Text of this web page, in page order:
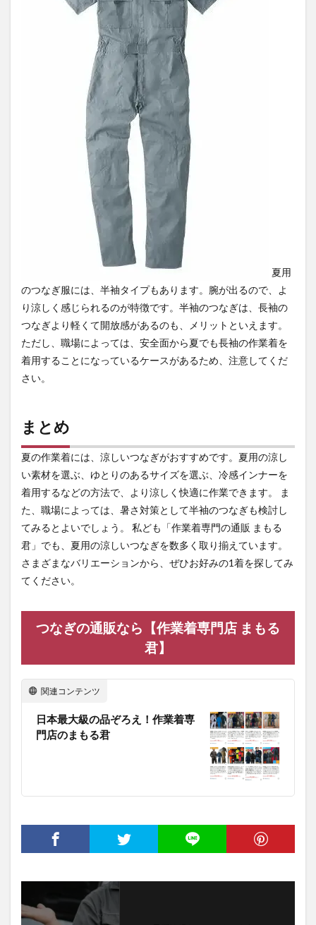
夏用
のつなぎ服には、半袖タイプもあります。腕が出るので、よ
り涼しく感じられるのが特徴です。半袖のつなぎは、長袖の
つなぎより軽くて開放感があるのも、メリットといえます。
ただし、職場によっては、安全面から夏でも長袖の作業着を
着用することになっているケースがあるため、注意してくだ
さい。
まとめ
夏の作業着には、涼しいつなぎがおすすめです。夏用の涼し
い素材を選ぶ、ゆとりのあるサイズを選ぶ、冷感インナーを
着用するなどの方法で、より涼しく快適に作業できます。 ま
た、職場によっては、暑さ対策として半袖のつなぎも検討し
てみるとよいでしょう。 私ども「作業着専門の通販 まもる
君」でも、夏用の涼しいつなぎを数多く取り揃えています。
さまざまなバリエーションから、ぜひお好みの1着を探してみ
てください。
つなぎの通販なら【作業着専門店 まもる
君】
関連コンテンツ
日本最大級の品ぞろえ！作業着専
門店のまもる君